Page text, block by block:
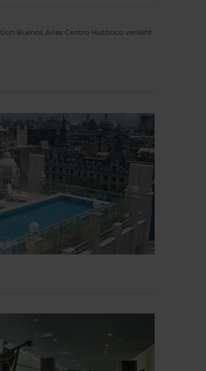
Buenos Aires Centro Histórico verleiht